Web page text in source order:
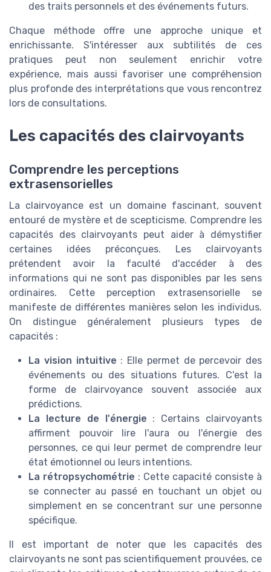
des traits personnels et des événements futurs.
Chaque méthode offre une approche unique et
enrichissante. S'intéresser aux subtilités de ces
pratiques peut non seulement enrichir votre
expérience, mais aussi favoriser une compréhension
plus profonde des interprétations que vous rencontrez
lors de consultations.
Les capacités des clairvoyants
Comprendre les perceptions
extrasensorielles
La clairvoyance est un domaine fascinant, souvent
entouré de mystère et de scepticisme. Comprendre les
capacités des clairvoyants peut aider à démystifier
certaines idées préconçues. Les clairvoyants
prétendent avoir la faculté d'accéder à des
informations qui ne sont pas disponibles par les sens
ordinaires. Cette perception extrasensorielle se
manifeste de différentes manières selon les individus.
On distingue généralement plusieurs types de
capacités :
La vision intuitive : Elle permet de percevoir des
événements ou des situations futures. C'est la
forme de clairvoyance souvent associée aux
prédictions.
La lecture de l'énergie : Certains clairvoyants
affirment pouvoir lire l'aura ou l'énergie des
personnes, ce qui leur permet de comprendre leur
état émotionnel ou leurs intentions.
La rétropsychométrie : Cette capacité consiste à
se connecter au passé en touchant un objet ou
simplement en se concentrant sur une personne
spécifique.
Il est important de noter que les capacités des
clairvoyants ne sont pas scientifiquement prouvées, ce